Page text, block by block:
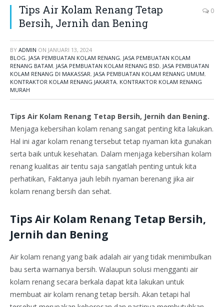
Tips Air Kolam Renang Tetap
Bersih, Jernih dan Bening
0
BY ADMIN ON JANUARI 13, 2024
BLOG, JASA PEMBUATAN KOLAM RENANG, JASA PEMBUATAN KOLAM
RENANG BATAM, JASA PEMBUATAN KOLAM RENANG BSD, JASA PEMBUATAN
KOLAM RENANG DI MAKASSAR, JASA PEMBUATAN KOLAM RENANG UMUM,
KONTRAKTOR KOLAM RENANG JAKARTA, KONTRAKTOR KOLAM RENANG
MURAH
Tips Air Kolam Renang Tetap Bersih, Jernih dan Bening.
Menjaga kebersihan kolam renang sangat penting kita lakukan.
Hal ini agar kolam renang tersebut tetap nyaman kita gunakan
serta baik untuk kesehatan. Dalam menjaga kebersihan kolam
renang kualitas air tentu saja sangatlah penting untuk kita
perhatikan, Faktanya jauh lebih nyaman berenang jika air
kolam renang bersih dan sehat.
Tips Air Kolam Renang Tetap Bersih,
Jernih dan Bening
Air kolam renang yang baik adalah air yang tidak menimbulkan
bau serta warnanya bersih. Walaupun solusi mengganti air
kolam renang secara berkala dapat kita lakukan untuk
membuat air kolam renang tetap bersih. Akan tetapi hal